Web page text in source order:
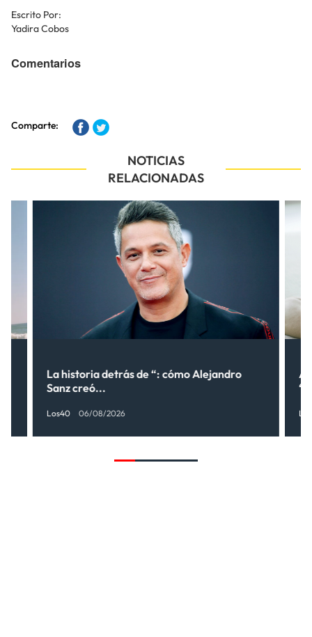
Escrito Por:
Yadira Cobos
Comentarios
Comparte:
NOTICIAS
RELACIONADAS
La historia detrás de “: cómo Alejandro
Sanz creó...
Los40 06/08/2026